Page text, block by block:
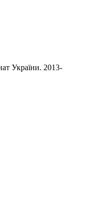
України. 2013-